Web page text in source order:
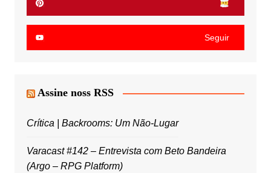
Seguir
Assine noss RSS
Crítica | Backrooms: Um Não-Lugar
Varacast #142 – Entrevista com Beto Bandeira
(Argo – RPG Platform)